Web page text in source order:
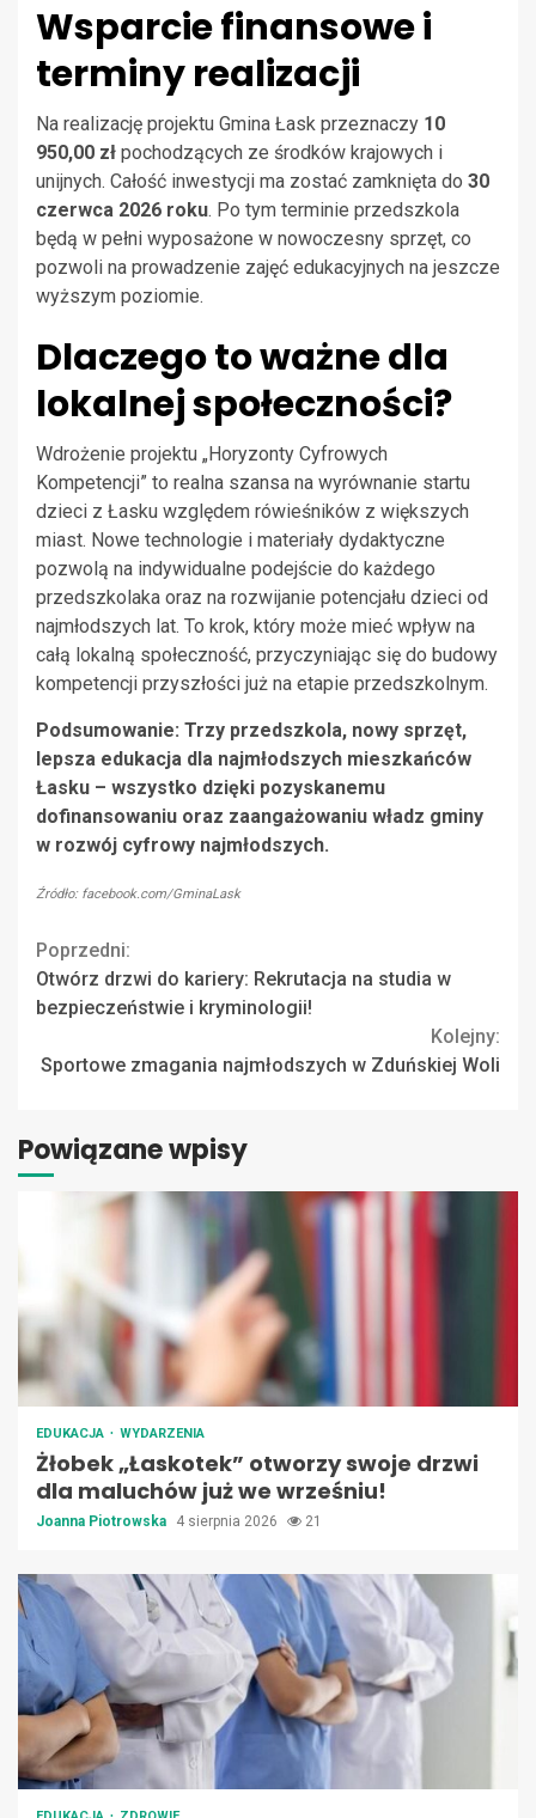
Wsparcie finansowe i
terminy realizacji
Na realizację projektu Gmina Łask przeznaczy 10
950,00 zł pochodzących ze środków krajowych i
unijnych. Całość inwestycji ma zostać zamknięta do 30
czerwca 2026 roku. Po tym terminie przedszkola
będą w pełni wyposażone w nowoczesny sprzęt, co
pozwoli na prowadzenie zajęć edukacyjnych na jeszcze
wyższym poziomie.
Dlaczego to ważne dla
lokalnej społeczności?
Wdrożenie projektu „Horyzonty Cyfrowych
Kompetencji” to realna szansa na wyrównanie startu
dzieci z Łasku względem rówieśników z większych
miast. Nowe technologie i materiały dydaktyczne
pozwolą na indywidualne podejście do każdego
przedszkolaka oraz na rozwijanie potencjału dzieci od
najmłodszych lat. To krok, który może mieć wpływ na
całą lokalną społeczność, przyczyniając się do budowy
kompetencji przyszłości już na etapie przedszkolnym.
Podsumowanie: Trzy przedszkola, nowy sprzęt,
lepsza edukacja dla najmłodszych mieszkańców
Łasku – wszystko dzięki pozyskanemu
dofinansowaniu oraz zaangażowaniu władz gminy
w rozwój cyfrowy najmłodszych.
Źródło: facebook.com/GminaLask
Continue
Reading
Poprzedni:
Otwórz drzwi do kariery: Rekrutacja na studia w
bezpieczeństwie i kryminologii!
Kolejny:
Sportowe zmagania najmłodszych w Zduńskiej Woli
Powiązane wpisy
EDUKACJA WYDARZENIA
Żłobek „Łaskotek” otworzy swoje drzwi
dla maluchów już we wrześniu!
Joanna Piotrowska 4 sierpnia 2026 21